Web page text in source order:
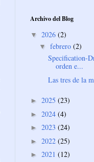
Archivo del Blog
▼ 2026 (2)
▼ febrero (2)
Specification-
orden e...
Las tres de la
► 2025 (23)
► 2024 (4)
► 2023 (24)
► 2022 (25)
► 2021 (12)